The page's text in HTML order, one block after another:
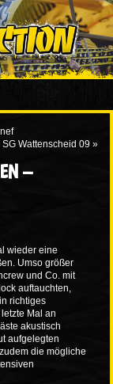
Wattenscheid 09 »
–
wieder eine
Umso größer
und Co. mit
auftauchten,
richtiges
Mal an
akustisch
aufgelegten
die mögliche